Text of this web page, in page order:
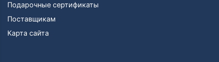
Подарочные сертификаты
Поставщикам
Карта сайта